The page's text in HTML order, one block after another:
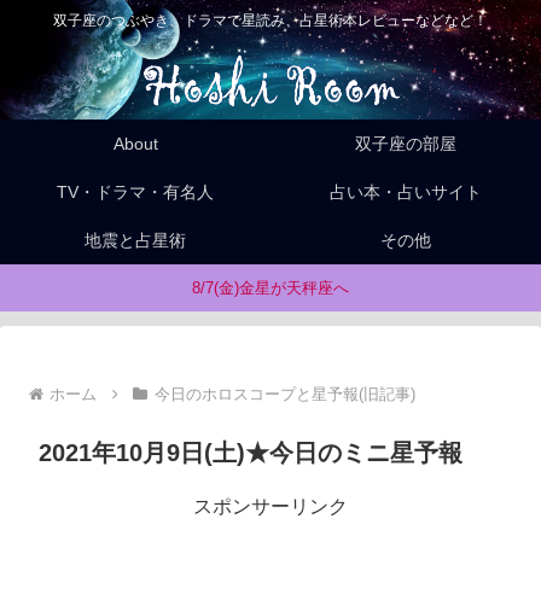
双子座のつぶやき、ドラマで星読み、占星術本レビューなどなど！
About 双子座の部屋
TV・ドラマ・有名人 占い本・占いサイト
地震と占星術 その他
8/7(金)金星が天秤座へ
ホーム 今日のホロスコープと星予報(旧記事)
2021年10月9日(土)★今日のミニ星予報
スポンサーリンク